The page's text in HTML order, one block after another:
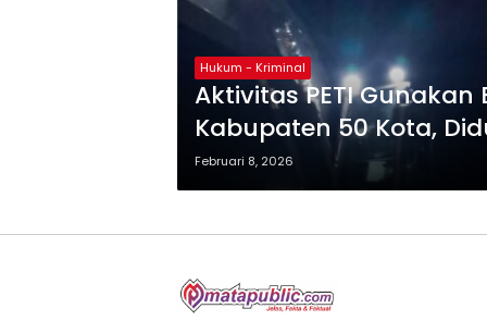
Hukum - Kriminal
Aktivitas PETI
Kabupaten 50 Kota,
Februari 8, 2026